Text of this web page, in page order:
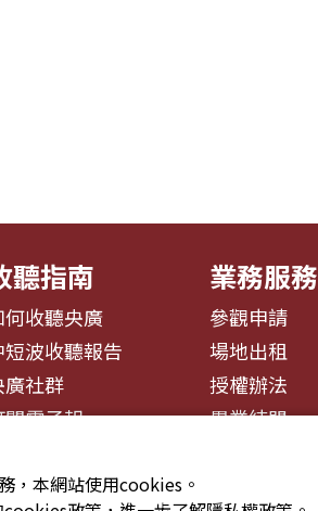
聽指南
何收聽央廣
短波收聽報告
廣社群
閱電子報
業務服務
參觀申請
場地出租
授權辦法
異業結盟
，本網站使用cookies。